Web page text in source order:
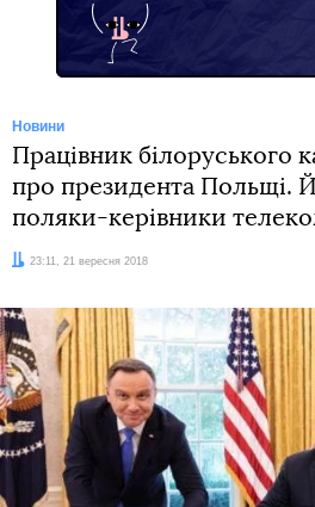
Новини
Працівник білоруського
про президента Польщі.
поляки-керівники
Дата:23:11, 21 вересня 2018